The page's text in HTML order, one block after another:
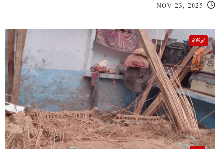
NOV 23, 2025
خیبر پختونخوا